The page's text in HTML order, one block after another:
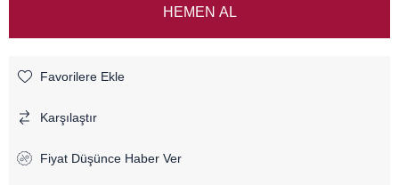
Favorilere Ekle
Karşılaştır
Fiyat Düşünce Haber Ver